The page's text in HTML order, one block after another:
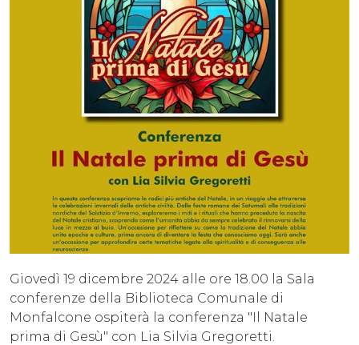
Giovedì 19 dicembre 2024 alle ore 18.00 la Sala
conferenze della Biblioteca Comunale di
Monfalcone ospiterà la conferenza "Il Natale
prima di Gesù" con Lia Silvia Gregoretti.